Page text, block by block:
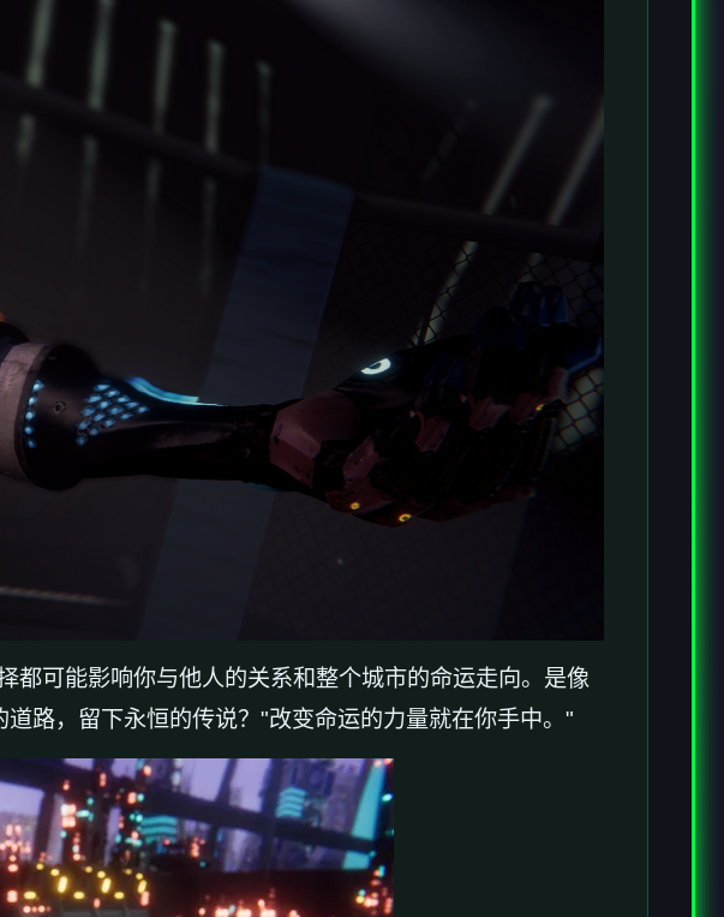
都可能影响你与他人的关系和整个城市的命运走向。是像
路，留下永恒的传说？"改变命运的力量就在你手中。"